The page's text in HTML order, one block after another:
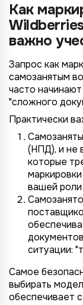
Как
важно
Запрос как
самозанятым
часто
"сложного
Практически
(НПД), и не
которые
вашей роли
ситуации:
Самое
выбирать
обеспечивает